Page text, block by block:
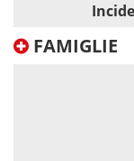
FAMIGLIE